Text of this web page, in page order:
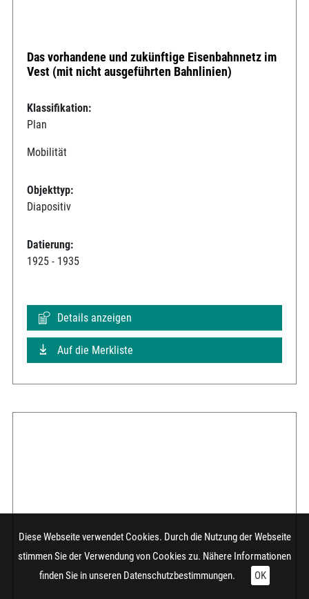
Das vorhandene und zukünftige Eisenbahnnetz im
Vest (mit nicht ausgeführten Bahnlinien)
Klassifikation:
Plan
Mobilität
Objekttyp:
Diapositiv
Datierung:
1925 - 1935
Details anzeigen
Auf die Merkliste
Diese Webseite verwendet Cookies. Durch die Nutzung der Webseite
stimmen Sie der Verwendung von Cookies zu. Nähere Informationen
finden Sie in unseren Datenschutzbestimmungen. OK